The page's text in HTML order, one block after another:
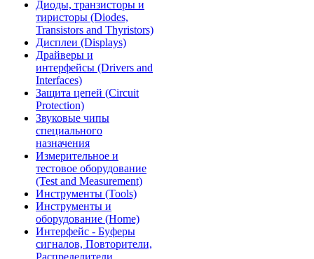
Диоды, транзисторы и
тиристоры (Diodes,
Transistors and Thyristors)
Дисплеи (Displays)
Драйверы и
интерфейсы (Drivers and
Interfaces)
Защита цепей (Circuit
Protection)
Звуковые чипы
специального
назначения
Измерительное и
тестовое оборудование
(Test and Measurement)
Инструменты (Tools)
Инструменты и
оборудование (Home)
Интерфейс - Буферы
сигналов, Повторители,
Распределители